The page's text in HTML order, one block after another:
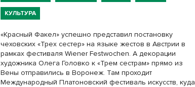
КУЛЬТУРА
«Красный Факел» успешно представил постановку
чеховских «Трех сестер» на языке жестов в Австрии в
рамках фестиваля Wiener Festwochen. А декорации
художника Олега Головко к «Трем сестрам» прямо из
Вены отправились в Воронеж. Там проходит
Международный Платоновский фестиваль искусств, куда